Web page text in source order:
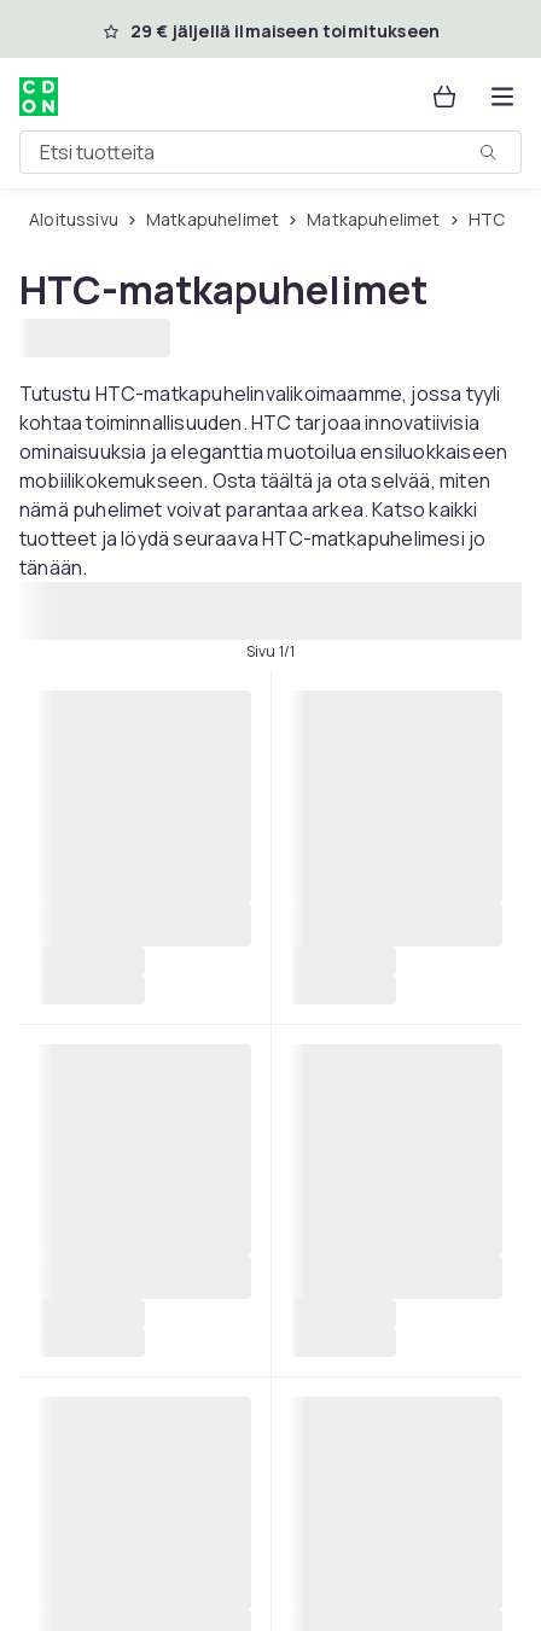
Ohita ja siirry pääsisältöön
29 € jäljellä ilmaiseen toimitukseen
Etsi tuotteita
Aloitussivu Matkapuhelimet Matkapuhelimet HTC
HTC-matkapuhelimet
Tutustu HTC-matkapuhelinvalikoimaamme, jossa tyyli
kohtaa toiminnallisuuden. HTC tarjoaa innovatiivisia
ominaisuuksia ja eleganttia muotoilua ensiluokkaiseen
mobiilikokemukseen. Osta täältä ja ota selvää, miten
nämä puhelimet voivat parantaa arkea. Katso kaikki
tuotteet ja löydä seuraava HTC-matkapuhelimesi jo
tänään.
Sivu 1/1